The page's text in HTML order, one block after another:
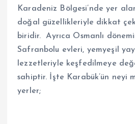
Karadeniz Bölgesi’nde yer
doğal güzellikleriyle dikkat
biridir. Ayrıca Osmanlı
Safranbolu evleri, yemyeşil
lezzetleriyle keşfedilmeye
sahiptir. İşte Karabük’ün neyi
yerler;